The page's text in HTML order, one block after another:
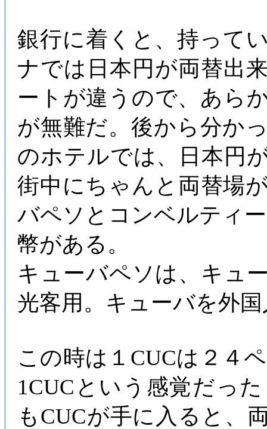
銀行に着くと、持って
ナでは日本円が両替出
ートが違うので、あら
が無難だ。後から分か
のホテルでは、日本円
街中にちゃんと両替場
バペソとコンベルティ
幣がある。
キューバペソは、キュ
光客用。キューバを外
この時は１CUCは２４
1CUCという感覚だっ
もCUCが手に入ると、